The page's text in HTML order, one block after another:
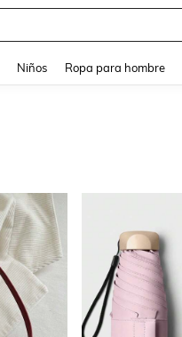
Niños Ropa para hombre